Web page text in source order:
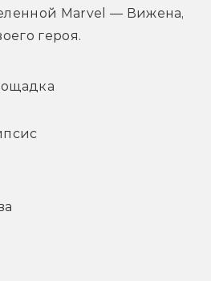
Marvel — Вижена,
героя.